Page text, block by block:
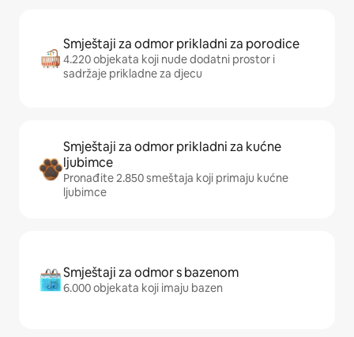
Smještaji za odmor prikladni za porodice
4.220 objekata koji nude dodatni prostor i
sadržaje prikladne za djecu
Smještaji za odmor prikladni za kućne
ljubimce
Pronađite 2.850 smeštaja koji primaju kućne
ljubimce
Smještaji za odmor s bazenom
6.000 objekata koji imaju bazen